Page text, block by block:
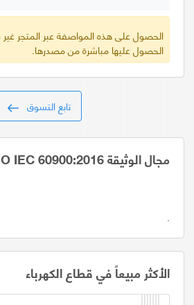
الحصول على هذه المواصفة عبر المتجر غير
الحصول عليها مباشرة من مصدرها.
تابع التسوق
مجال الوثيقة GSO IEC 60900:2016
.
الأكثر مبيعاً في قطاع الكهرباء